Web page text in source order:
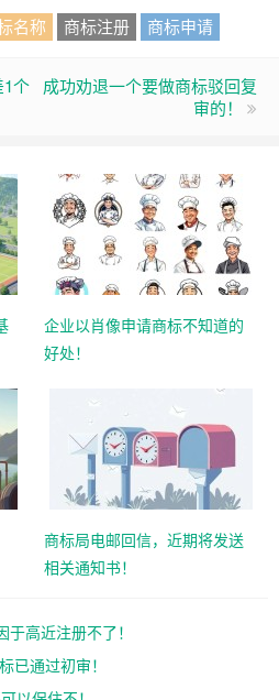
名称 商标注册 商标申请
个
成功劝退一个要做商标驳回复
审的！
企业以肖像申请商标不知道的
好处！
商标局电邮回信，近期将发送
相关通知书！
高近注册不了！
已通过初审！